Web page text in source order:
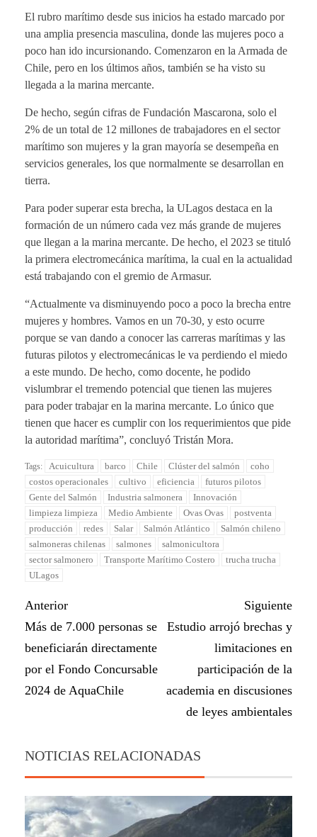
El rubro marítimo desde sus inicios ha estado marcado por
una amplia presencia masculina, donde las mujeres poco a
poco han ido incursionando. Comenzaron en la Armada de
Chile, pero en los últimos años, también se ha visto su
llegada a la marina mercante.
De hecho, según cifras de Fundación Mascarona, solo el
2% de un total de 12 millones de trabajadores en el sector
marítimo son mujeres y la gran mayoría se desempeña en
servicios generales, los que normalmente se desarrollan en
tierra.
Para poder superar esta brecha, la ULagos destaca en la
formación de un número cada vez más grande de mujeres
que llegan a la marina mercante. De hecho, el 2023 se tituló
la primera electromecánica marítima, la cual en la actualidad
está trabajando con el gremio de Armasur.
“Actualmente va disminuyendo poco a poco la brecha entre
mujeres y hombres. Vamos en un 70-30, y esto ocurre
porque se van dando a conocer las carreras marítimas y las
futuras pilotos y electromecánicas le va perdiendo el miedo
a este mundo. De hecho, como docente, he podido
vislumbrar el tremendo potencial que tienen las mujeres
para poder trabajar en la marina mercante. Lo único que
tienen que hacer es cumplir con los requerimientos que pide
la autoridad marítima”, concluyó Tristán Mora.
Tags: Acuicultura barco Chile Clúster del salmón
coho
costos operacionales
cultivo eficiencia
futuros pilotos
Gente del Salmón
Industria salmonera
Innovación
limpieza limpieza
Medio Ambiente Ovas Ovas
postventa
producción
redes Salar Salmón Atlántico
Salmón chileno
salmoneras chilenas
salmones
salmonicultora
sector salmonero
Transporte Marítimo Costero
trucha trucha
ULagos
Anterior
Más de 7.000 personas se
beneficiarán directamente
por el Fondo Concursable
2024 de AquaChile
Siguiente
Estudio arrojó brechas y
limitaciones en
participación de la
academia en discusiones
de leyes ambientales
NOTICIAS RELACIONADAS